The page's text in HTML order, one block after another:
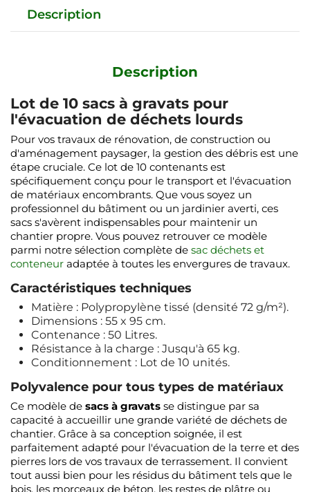
Description
Description
Lot de 10 sacs à gravats pour
l'évacuation de déchets lourds
Pour vos travaux de rénovation, de construction ou
d'aménagement paysager, la gestion des débris est une
étape cruciale. Ce lot de 10 contenants est
spécifiquement conçu pour le transport et l'évacuation
de matériaux encombrants. Que vous soyez un
professionnel du bâtiment ou un jardinier averti, ces
sacs s'avèrent indispensables pour maintenir un
chantier propre. Vous pouvez retrouver ce modèle
parmi notre sélection complète de sac déchets et
conteneur adaptée à toutes les envergures de travaux.
Caractéristiques techniques
Matière : Polypropylène tissé (densité 72 g/m²).
Dimensions : 55 x 95 cm.
Contenance : 50 Litres.
Résistance à la charge : Jusqu'à 65 kg.
Conditionnement : Lot de 10 unités.
Polyvalence pour tous types de matériaux
Ce modèle de sacs à gravats se distingue par sa
capacité à accueillir une grande variété de déchets de
chantier. Grâce à sa conception soignée, il est
parfaitement adapté pour l'évacuation de la terre et des
pierres lors de vos travaux de terrassement. Il convient
tout aussi bien pour les résidus du bâtiment tels que le
bois, les morceaux de béton, les restes de plâtre ou